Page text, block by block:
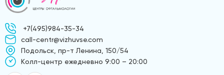
+7(495)984-35-34
call-centr@vizhuvse.com
Подольск, пр-т Ленина, 150/54
Kолл-центр ежедневно 9:00 – 20:00